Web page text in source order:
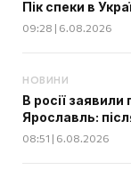
Пік спеки в
09:28 | 6.08.2026
НОВИНИ
В росії
Ярославль:
08:51 | 6.08.2026